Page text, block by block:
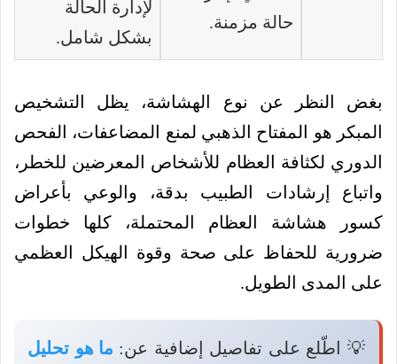
حالة مزمنة.
لإدارة الحالة
بشكل شامل.
بغض النظر عن نوع الهشاشة، يظل التشخيص
المبكر هو المفتاح الذهبي لمنع المضاعفات، الفحص
الدوري لكثافة العظام للأشخاص المعرضين للخطر،
واتباع إرشادات الطبيب بدقة، والوعي بأعراض
كسور هشاشة العظام المحتملة، كلها خطوات
ضرورية للحفاظ على صحة وقوة الهيكل العظمي
على المدى الطويل.
💡 اطّلع على تفاصيل إضافية عن: ما هو تحليل